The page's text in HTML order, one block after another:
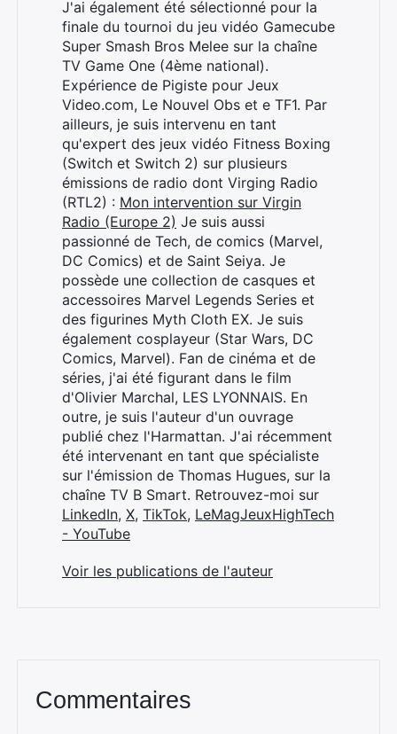
J'ai également été sélectionné pour la
finale du tournoi du jeu vidéo Gamecube
Super Smash Bros Melee sur la chaîne
TV Game One (4ème national).
Expérience de Pigiste pour Jeux
Video.com, Le Nouvel Obs et e TF1. Par
ailleurs, je suis intervenu en tant
qu'expert des jeux vidéo Fitness Boxing
(Switch et Switch 2) sur plusieurs
émissions de radio dont Virging Radio
(RTL2) : Mon intervention sur Virgin
Radio (Europe 2) Je suis aussi
passionné de Tech, de comics (Marvel,
DC Comics) et de Saint Seiya. Je
possède une collection de casques et
accessoires Marvel Legends Series et
des figurines Myth Cloth EX. Je suis
également cosplayeur (Star Wars, DC
Comics, Marvel). Fan de cinéma et de
séries, j'ai été figurant dans le film
d'Olivier Marchal, LES LYONNAIS. En
outre, je suis l'auteur d'un ouvrage
publié chez l'Harmattan. J'ai récemment
été intervenant en tant que spécialiste
sur l'émission de Thomas Hugues, sur la
chaîne TV B Smart. Retrouvez-moi sur
LinkedIn, X, TikTok, LeMagJeuxHighTech
- YouTube
Voir les publications de l'auteur
Commentaires